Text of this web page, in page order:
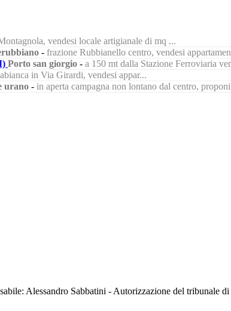
vendesi locale artigianale di mq ...
- frazione Rubbianello centro, vendesi
Porto san giorgio - a 150 mt dalla Stazione Ferroviaria
in Via Girardi, vendesi appar...
urano - in aperta campagna non lontano dal centro,
Alessandro Sabbatini - Autorizzazione del tribunale